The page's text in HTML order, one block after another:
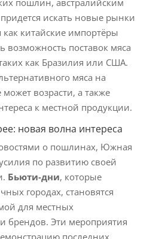
пошлин, австралийским
искать новые рынки
как китайские импортёры
возможность поставок мяса
как Бразилия или США.
мяса на
возрасти, а также
к местной продукции.
новая волна интереса
о пошлинах, Южная
по развитию своей
Бьюти-дни, которые
городах, становятся
для местных
брендов. Эти мероприятия
последних